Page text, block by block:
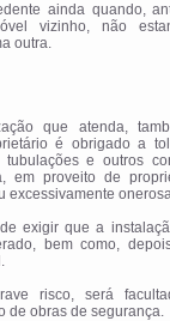
ainda quando,
vizinho, não
outra.
que atenda,
é obrigado a
e outros
em proveito de
excessivamente
exigir que a
bem como,
risco, será
de obras de segurança.